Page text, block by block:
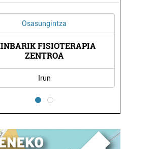
Osasungintza
FISIOTERAPIA
ZENTROA
Irun